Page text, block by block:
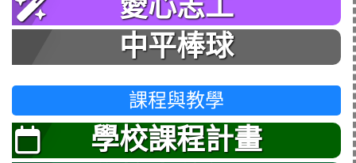
愛心志工
中平棒球
課程與教學
學校課程計畫